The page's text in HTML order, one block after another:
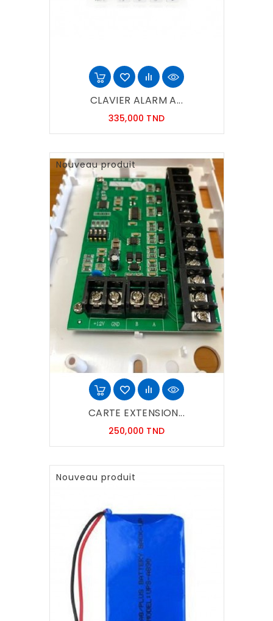
CLAVIER ALARM A...
335,000 TNDPrix
Nouveau produit
CARTE EXTENSION...
250,000 TNDPrix
Nouveau produit